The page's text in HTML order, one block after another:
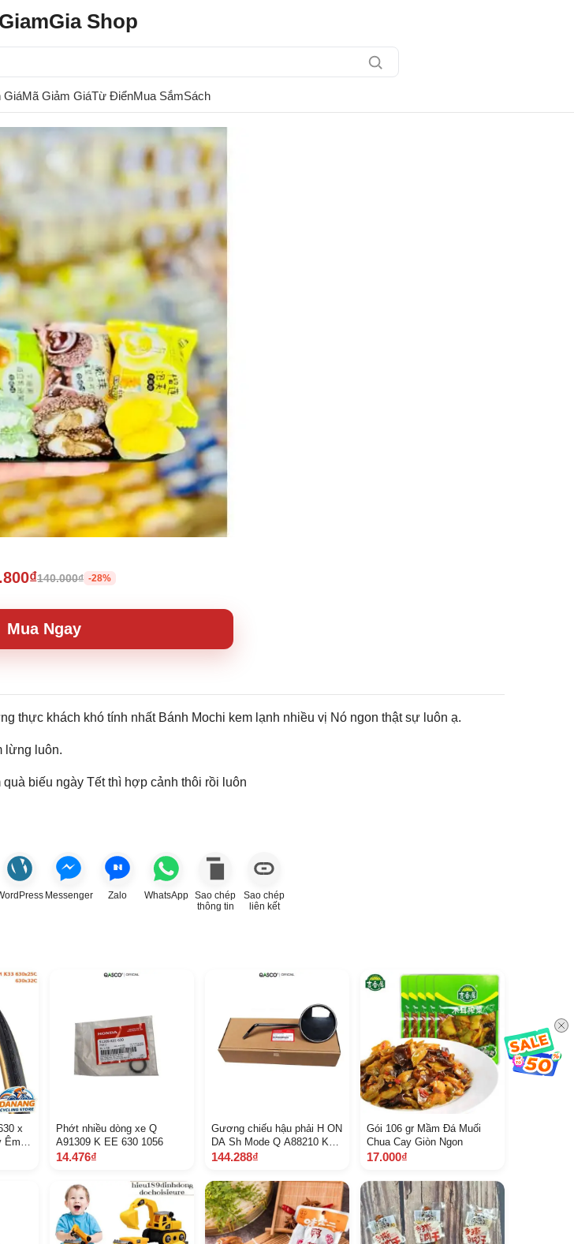
Shop
GiáMã Giảm GiáTừ ĐiểnMua SắmSách
140.000₫ -28%
Mua Ngay
thực khách khó tính nhất Bánh Mochi kem lạnh nhiều vị Nó ngon thật sự luôn ạ.
lừng luôn.
biếu ngày Tết thì hợp cảnh thôi rồi luôn
Messenger Zalo WhatsApp Sao chép
thông tin
Sao chép
liên kết
x
Êm
Phớt nhiều dòng xe Q
A91309 K EE 630 1056
14.476₫
Gương chiếu hậu phải H ON
DA Sh Mode Q A88210 K
29920 8 A 2 A
144.288₫
Gói 106 gr Mầm Đá Muối
Chua Cay Giòn Ngon
17.000₫